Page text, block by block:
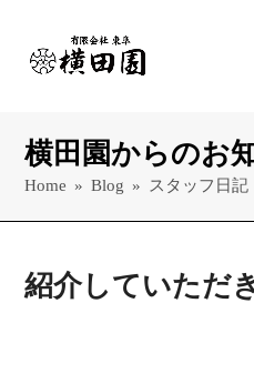
横田園からのお
Home » Blog » スタッフ日記
紹介していただ